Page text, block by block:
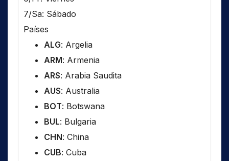
7/Sa: Sábado
Países
ALG: Argelia
ARM: Armenia
ARS: Arabia Saudita
AUS: Australia
BOT: Botswana
BUL: Bulgaria
CHN: China
CUB: Cuba